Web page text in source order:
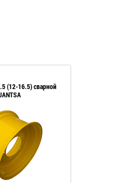
(12-16.5) сварной